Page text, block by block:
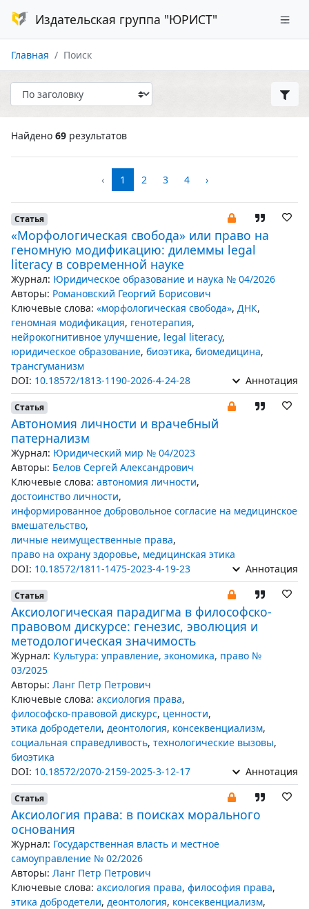
Издательская группа "ЮРИСТ"
Главная Поиск
Найдено 69 результатов
‹ 1 2 3 4 ›
Статья
«Морфологическая свобода» или право на
геномную модификацию: дилеммы legal
literacy в современной науке
Журнал: Юридическое образование и наука № 04/2026
Авторы: Романовский Георгий Борисович
Ключевые слова: «морфологическая свобода», ДНК,
геномная модификация, генотерапия,
нейрокогнитивное улучшение, legal literacy,
юридическое образование, биоэтика, биомедицина,
трансгуманизм
DOI: 10.18572/1813-1190-2026-4-24-28 Аннотация
Статья
Автономия личности и врачебный
патернализм
Журнал: Юридический мир № 04/2023
Авторы: Белов Сергей Александрович
Ключевые слова: автономия личности,
достоинство личности,
информированное добровольное согласие на медицинское
вмешательство,
личные неимущественные права,
право на охрану здоровье, медицинская этика
DOI: 10.18572/1811-1475-2023-4-19-23 Аннотация
Статья
Аксиологическая парадигма в философско-
правовом дискурсе: генезис, эволюция и
методологическая значимость
Журнал: Культура: управление, экономика, право №
03/2025
Авторы: Ланг Петр Петрович
Ключевые слова: аксиология права,
философско-правовой дискурс, ценности,
этика добродетели, деонтология, консеквенциализм,
социальная справедливость, технологические вызовы,
биоэтика
DOI: 10.18572/2070-2159-2025-3-12-17 Аннотация
Статья
Аксиология права: в поисках морального
основания
Журнал: Государственная власть и местное
самоуправление № 02/2026
Авторы: Ланг Петр Петрович
Ключевые слова: аксиология права, философия права,
этика добродетели, деонтология, консеквенциализм,